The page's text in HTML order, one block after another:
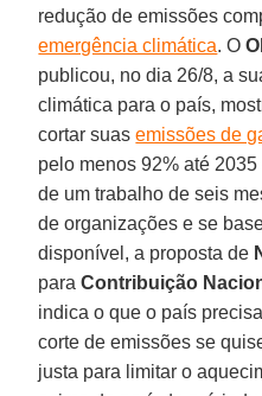
redução de emissões
emergência climática. O
publicou, no dia 26/8, a
climática para o país,
cortar suasemissões de
pelo menos 92% até
de um trabalho de seis
de organizações e se
disponível, a proposta de
para Contribuição
indica o que o país
corte de emissões se
justa para limitar o